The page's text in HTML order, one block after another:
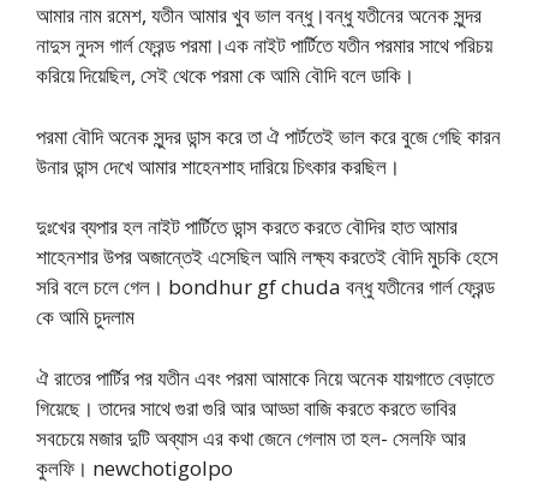
আমার নাম রমেশ, যতীন আমার খুব ভাল বন্ধু।বন্ধু যতীনের অনেক সুন্দর
নাদুস নুদস গার্ল ফ্রেন্ড পরমা।এক নাইট পার্টিতে যতীন পরমার সাথে পরিচয়
করিয়ে দিয়েছিল, সেই থেকে পরমা কে আমি বৌদি বলে ডাকি।
পরমা বৌদি অনেক সুন্দর ডান্স করে তা ঐ পার্টতেই ভাল করে বুজে গেছি কারন
উনার ডান্স দেখে আমার শাহেনশাহ দারিয়ে চিৎকার করছিল।
দুঃখের ব্যপার হল নাইট পার্টিতে ডান্স করতে করতে বৌদির হাত আমার
শাহেনশার উপর অজান্তেই এসেছিল আমি লক্ষ্য করতেই বৌদি মুচকি হেসে
সরি বলে চলে গেল। bondhur gf chuda বন্ধু যতীনের গার্ল ফ্রেন্ড
কে আমি চুদলাম
ঐ রাতের পার্টির পর যতীন এবং পরমা আমাকে নিয়ে অনেক যায়গাতে বেড়াতে
গিয়েছে। তাদের সাথে গুরা গুরি আর আড্ডা বাজি করতে করতে ভাবির
সবচেয়ে মজার দুটি অব্যাস এর কথা জেনে গেলাম তা হল- সেলফি আর
কুলফি। newchotigolpo